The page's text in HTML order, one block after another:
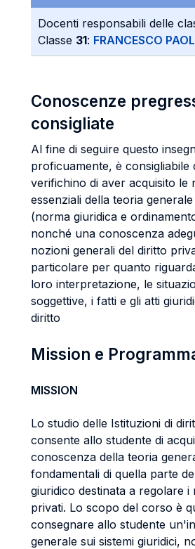
Docenti responsabili delle
Classe 31: FRANCESCO
Conoscenze
consigliate
Al fine di seguire questo
proficuamente, è consigliabile
verifichino di aver acquisito le
essenziali della teoria
(norma giuridica e
nonché una conoscenza
nozioni generali del diritto
particolare per quanto
loro interpretazione, le
soggettive, i fatti e gli atti
diritto
Mission e
MISSION
Lo studio delle Istituzioni di
consente allo studente di
conoscenza della teoria
fondamentali di quella parte
giuridico destinata a regolare
privati. Lo scopo del corso è
consegnare allo studente
generale sui sistemi giuridici,